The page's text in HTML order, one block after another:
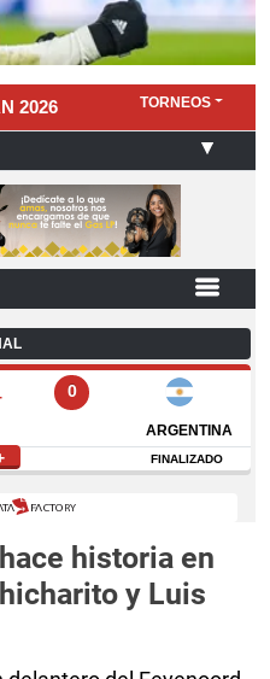
historia en
y Luis